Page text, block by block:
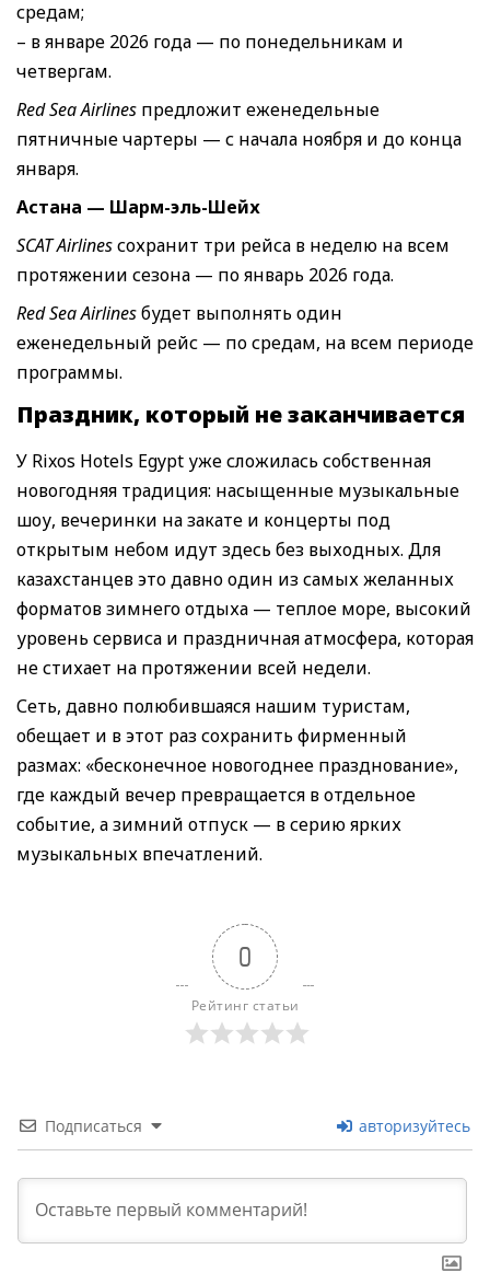
средам;
– в январе 2026 года — по понедельникам и
четвергам.
Red Sea Airlines предложит еженедельные
пятничные чартеры — с начала ноября и до конца
января.
Астана — Шарм-эль-Шейх
SCAT Airlinesсохранит три рейса в неделю на всем
протяжении сезона — по январь 2026 года.
Red Sea Airlinesбудет выполнять один
еженедельный рейс — по средам, на всем периоде
программы.
Праздник, который не заканчивается
У Rixos Hotels Egypt уже сложилась собственная
новогодняя традиция: насыщенные музыкальные
шоу, вечеринки на закате и концерты под
открытым небом идут здесь без выходных. Для
казахстанцев это давно один из самых желанных
форматов зимнего отдыха — теплое море, высокий
уровень сервиса и праздничная атмосфера, которая
не стихает на протяжении всей недели.
Сеть, давно полюбившаяся нашим туристам,
обещает и в этот раз сохранить фирменный
размах: «бесконечное новогоднее празднование»,
где каждый вечер превращается в отдельное
событие, а зимний отпуск — в серию ярких
музыкальных впечатлений.
0
Рейтинг статьи
Подписаться авторизуйтесь